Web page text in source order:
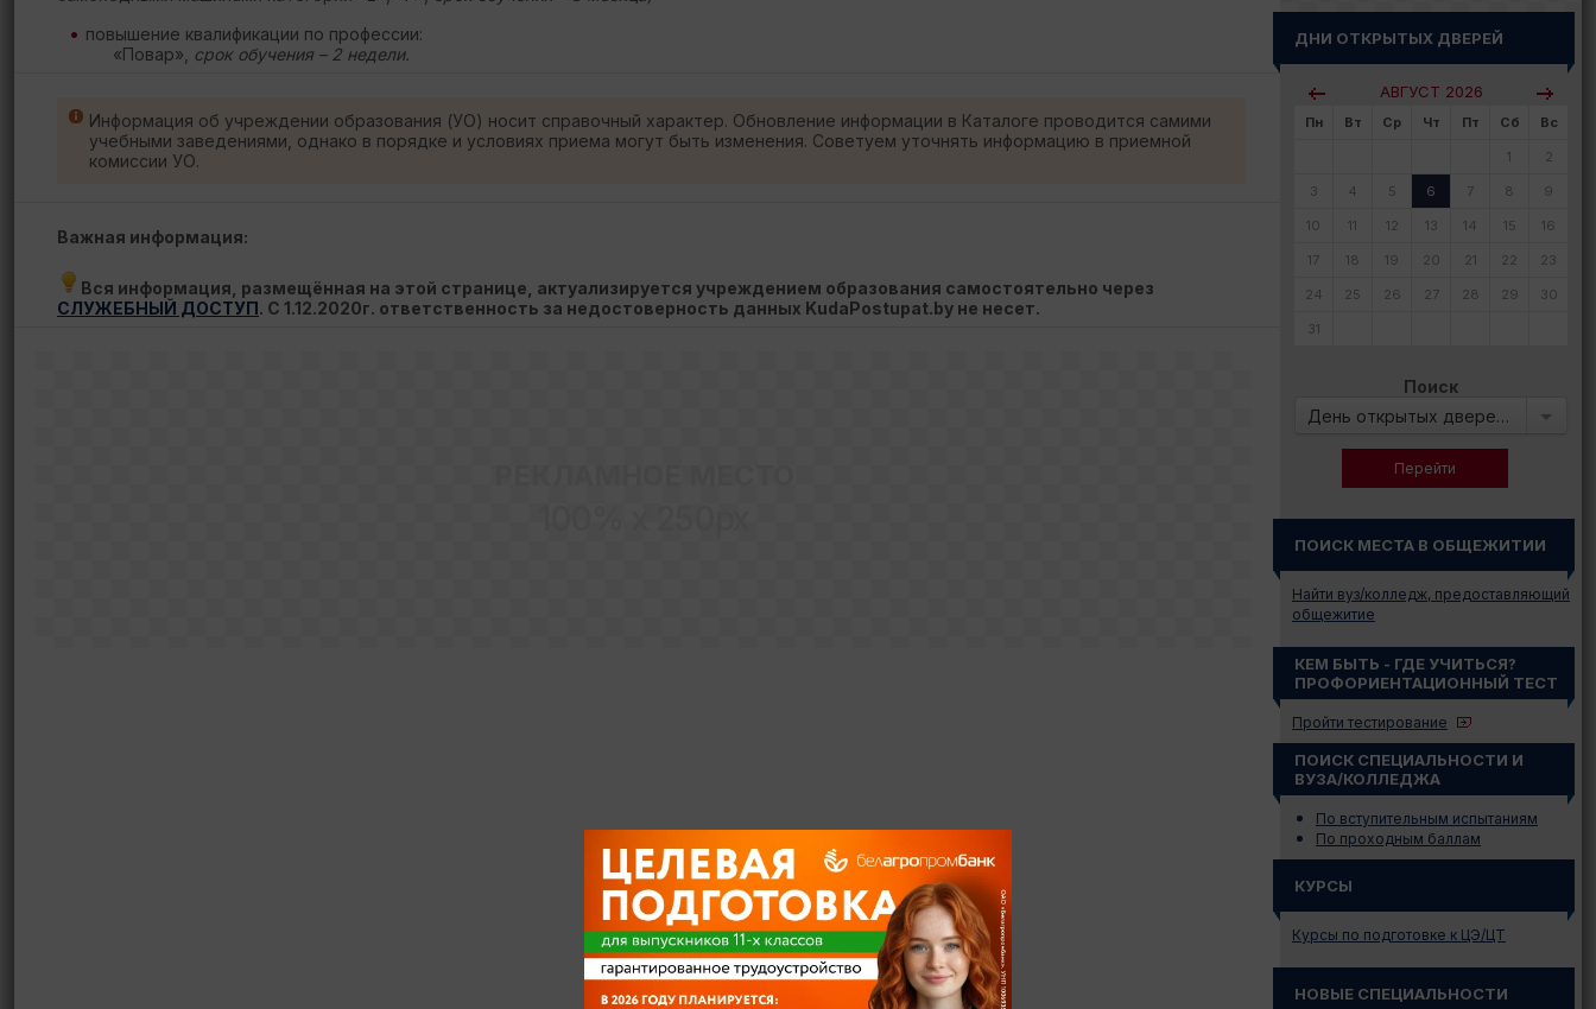
повышение квалификации по профессии:
«Повар», срок обучения – 2 недели.
Информация об учреждении образования (УО) носит справочный характер. Обновление информации в Каталоге проводится самими
учебными заведениями, однако в порядке и условиях приема могут быть изменения. Советуем уточнять информацию в приемной
комиссии УО.
Важная информация:
Вся информация, размещённая на этой странице, актуализируется учреждением образования самостоятельно через
СЛУЖЕБНЫЙ ДОСТУП. С 1.12.2020г. ответственность за недостоверность данных KudaPostupat.by не несет.
ДНИ ОТКРЫТЫХ ДВЕРЕЙ
АВГУСТ 2026
Пн Вт Ср Чт Пт Сб Вс
1 2
3 4 5 6 7 8 9
10 11 12 13 14 15 16
17 18 19 20 21 22 23
24 25 26 27 28 29 30
31
Поиск
День открытых дверей в:
ПОИСК МЕСТА В ОБЩЕЖИТИИ
Найти вуз/колледж, предоставляющий
общежитие
КЕМ БЫТЬ - ГДЕ УЧИТЬСЯ?
ПРОФОРИЕНТАЦИОННЫЙ ТЕСТ
Пройти тестирование
ПОИСК СПЕЦИАЛЬНОСТИ И
ВУЗА/КОЛЛЕДЖА
По вступительным испытаниям
По проходным баллам
КУРСЫ
Курсы по подготовке к ЦЭ/ЦТ
НОВЫЕ СПЕЦИАЛЬНОСТИ